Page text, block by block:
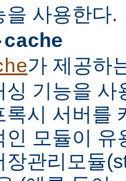
을 사용한다.
가 제공하
싱 기능을 사
록시 서버를
인 모듈이
장관리모듈